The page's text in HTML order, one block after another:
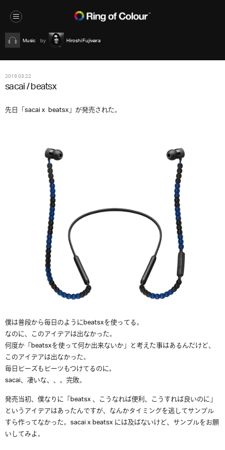
Music Hiroshi Fujiwara
2019.03.22
sacai / beatsx
先日「sacai x beatsx」が発売された。
僕は普段から毎日のようにbeatsxを使ってる。
なのに、このアイデアは出なかった。
何度か「beatsxを使って何か出来ないか」と考えた事はあるんだけど、
このアイデアは出なかった。
毎日ビーズもビーツもつけてるのに。
sacai、凄いな、、。完敗。
発売当初、僕なりに「beatsx 、こうなれば便利、こうすれば良いのに」
というアイデアはあったんですが、なんかタイミングを逃してサンプル
すら作ってなかった。sacai x beatsx には及ばないけど、サンプルをお願
いしてみよ。